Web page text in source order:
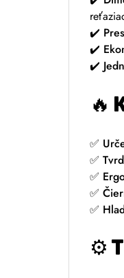
✔️
✔️
✔️
🔥
✅
✅
✅
✅
✅
⚙️